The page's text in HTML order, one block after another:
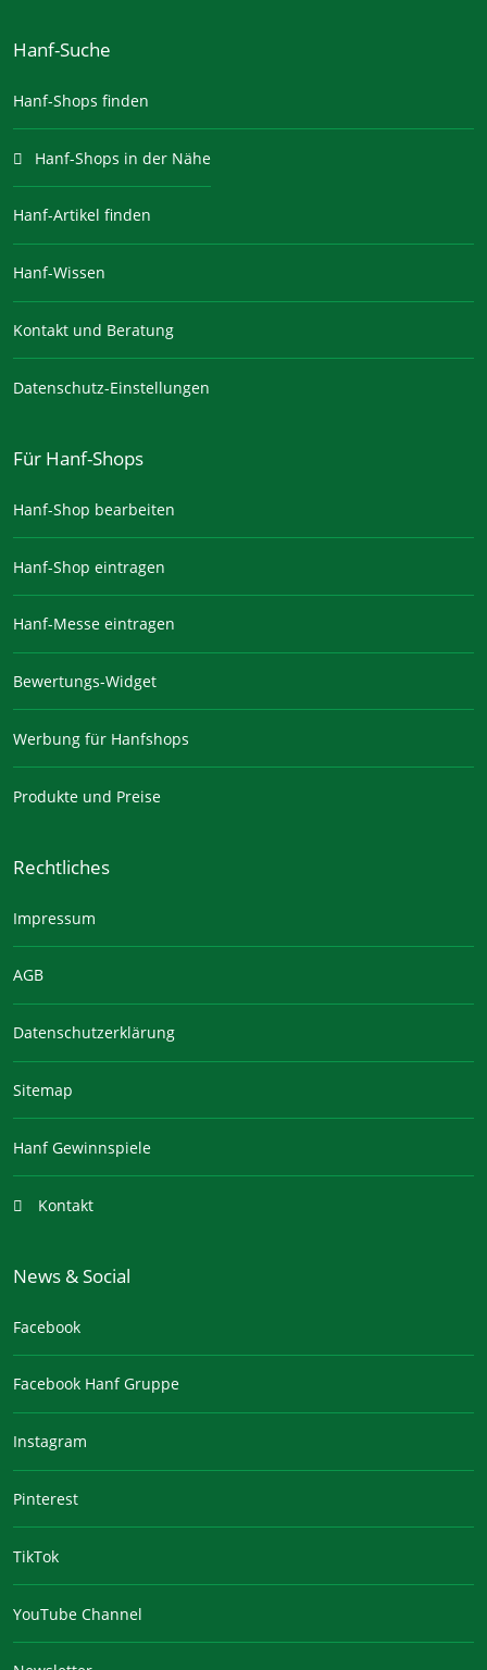
Hanf-Suche
Hanf-Shops finden
Hanf-Shops in der Nähe
Hanf-Artikel finden
Hanf-Wissen
Kontakt und Beratung
Datenschutz-Einstellungen
Für Hanf-Shops
Hanf-Shop bearbeiten
Hanf-Shop eintragen
Hanf-Messe eintragen
Bewertungs-Widget
Werbung für Hanfshops
Produkte und Preise
Rechtliches
Impressum
AGB
Datenschutzerklärung
Sitemap
Hanf Gewinnspiele
Kontakt
News & Social
Facebook
Facebook Hanf Gruppe
Instagram
Pinterest
TikTok
YouTube Channel